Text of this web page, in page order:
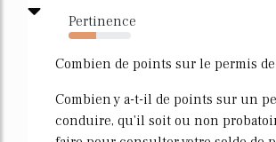
Pertinence
44%
Combien de points sur le permis
Combien y a-t-il de points sur un
conduire, qu'il soit ou non